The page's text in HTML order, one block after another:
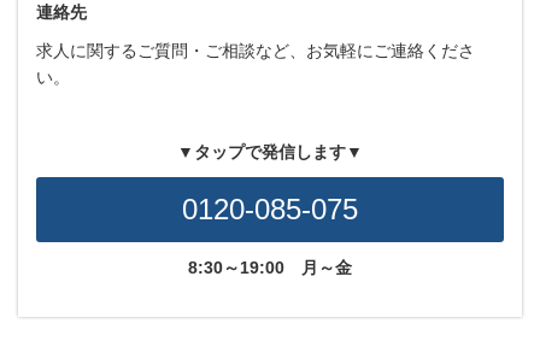
連絡先
求人に関するご質問・ご相談など、お気軽にご連絡くださ
い。
▼タップで発信します▼
0120-085-075
8:30～19:00 月～金